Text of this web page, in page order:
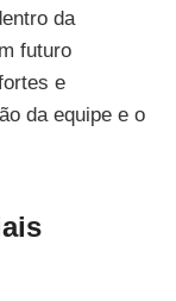
da
futuro
e
da equipe e o